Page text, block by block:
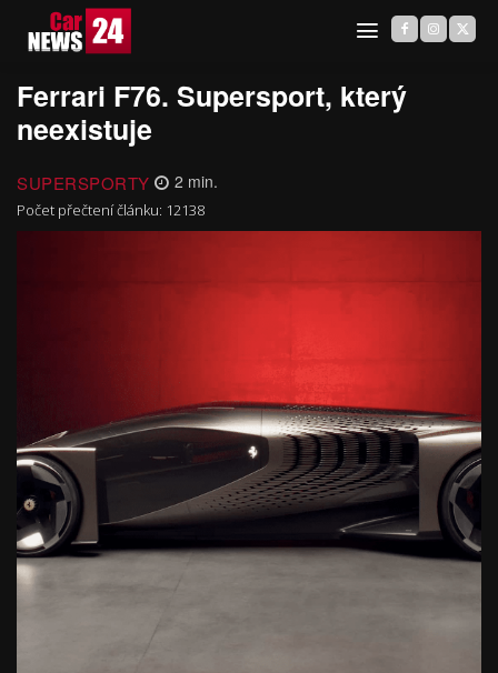
Ferrari F76. Supersport, který
neexistuje
SUPERSPORTY 2 min.
Počet přečtení článku: 12138